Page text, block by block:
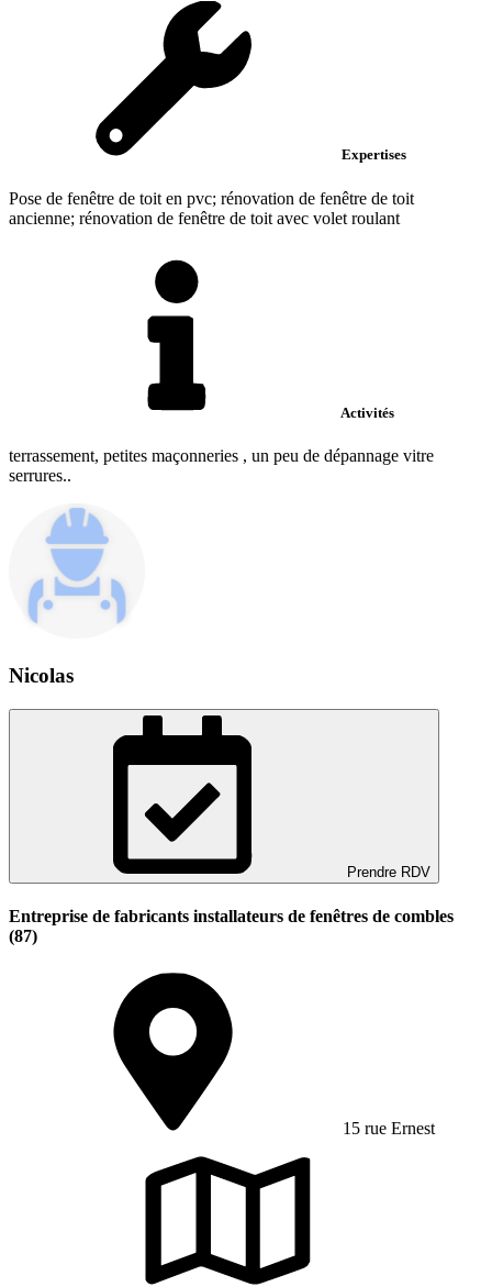
Expertises
Pose de fenêtre de toit en pvc; rénovation de fenêtre de toit
ancienne; rénovation de fenêtre de toit avec volet roulant
Activités
terrassement, petites maçonneries , un peu de dépannage vitre
serrures..
Nicolas
Prendre RDV
Entreprise de fabricants installateurs de fenêtres de combles
(87)
15 rue Ernest